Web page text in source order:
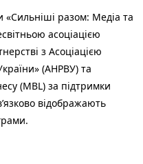
«Сильніші разом: Медіа та
асоціацією
з Асоціацією
(АНРВУ) та
(MBL) за підтримки
відображають